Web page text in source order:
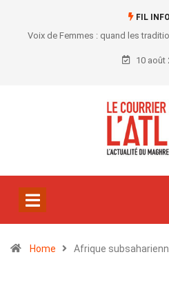
FIL INFO
Voix de Femmes : quand les
10 août
Home Afrique